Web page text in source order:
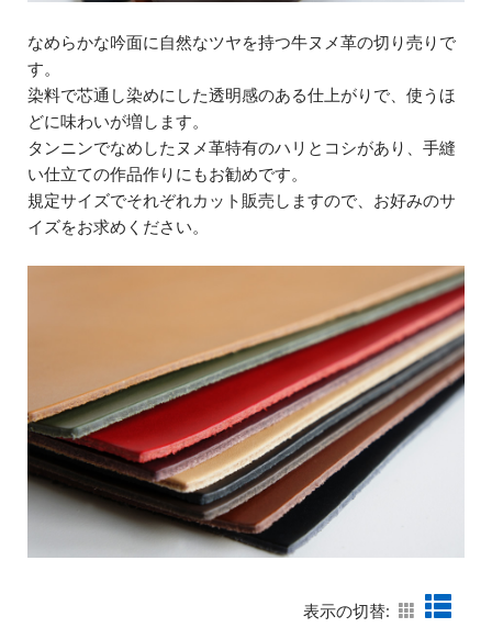
なめらかな吟面に自然なツヤを持つ牛ヌメ革の切り売りで
す。
染料で芯通し染めにした透明感のある仕上がりで、使うほ
どに味わいが増します。
タンニンでなめしたヌメ革特有のハリとコシがあり、手縫
い仕立ての作品作りにもお勧めです。
規定サイズでそれぞれカット販売しますので、お好みのサ
イズをお求めください。
表示の切替: